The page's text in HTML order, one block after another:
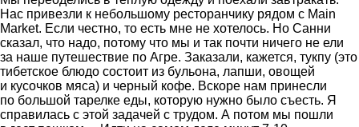
Нас привезли к небольшому ресторанчику рядом с Main
Market. Если честно, то есть мне не хотелось. Но Санни
сказал, что надо, потому что мы и так почти ничего не ели
за наше путешествие по Агре. Заказали, кажется, тукпу (это
тибетское блюдо состоит из бульона, лапши, овощей
и кусочков мяса) и черный кофе. Вскоре нам принесли
по большой тарелке еды, которую нужно было съесть. Я
справилась с этой задачей с трудом. А потом мы пошли